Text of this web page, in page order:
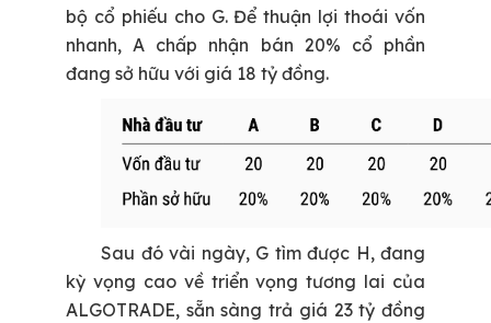
bộ cổ phiếu cho G. Để thuận lợi thoái vốn
nhanh, A chấp nhận bán 20% cổ phần
đang sở hữu với giá 18 tỷ đồng.
Sau đó vài ngày, G tìm được H, đang
kỳ vọng cao về triển vọng tương lai của
ALGOTRADE, sẵn sàng trả giá 23 tỷ đồng